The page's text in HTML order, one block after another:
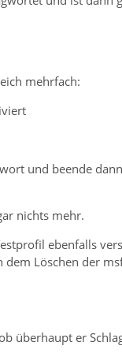
mehrfach:
und beende
nichts mehr.
ebenfalls
Löschen der
überhaupt er